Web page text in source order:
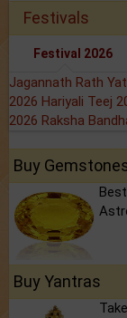
Festivals
Festival 2026
Jagannath Rath
2026 Hariyali Teej
2026 Raksha
Buy
Buy Yantras